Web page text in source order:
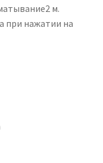
м.
при нажатии на